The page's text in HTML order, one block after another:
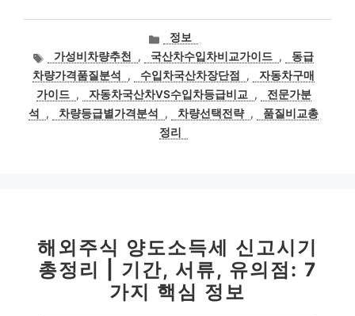
카
테
고
리
정보
태
그
가성비차량추천 , 국산차수입차비교가이드 ,
동급
차량가격품질분석
, 수입차국산차장단점 ,
자동차구매
가이드 , 자동차국산차VS수입차등급비교 ,
전문가분
석
, 차량등급별가격분석 , 차량선택전략 ,
품질비교총
정리
해외주식 양도소득세 신고시기
총정리 | 기간, 서류, 유의점: 7
가지 핵심 정보